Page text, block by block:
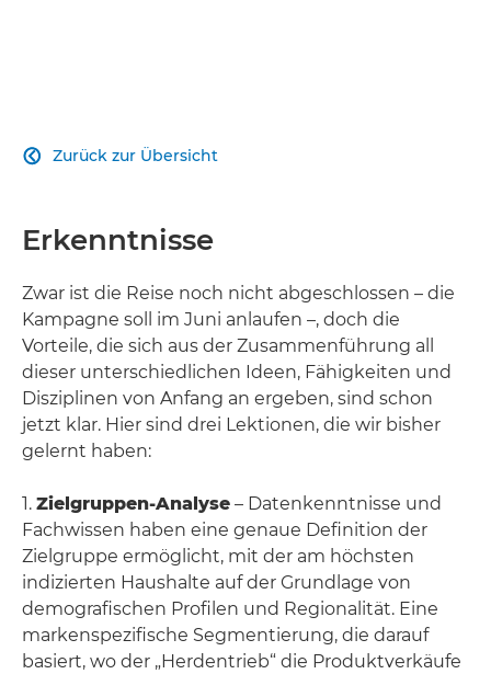
Zurück zur Übersicht

Erkenntnisse
Zwar ist die Reise noch nicht abgeschlossen – die
Kampagne soll im Juni anlaufen –, doch die
Vorteile, die sich aus der Zusammenführung all
dieser unterschiedlichen Ideen, Fähigkeiten und
Disziplinen von Anfang an ergeben, sind schon
jetzt klar. Hier sind drei Lektionen, die wir bisher
gelernt haben:
1. Zielgruppen-Analyse – Datenkenntnisse und
Fachwissen haben eine genaue Definition der
Zielgruppe ermöglicht, mit der am höchsten
indizierten Haushalte auf der Grundlage von
demografischen Profilen und Regionalität. Eine
markenspezifische Segmentierung, die darauf
basiert, wo der „Herdentrieb“ die Produktverkäufe